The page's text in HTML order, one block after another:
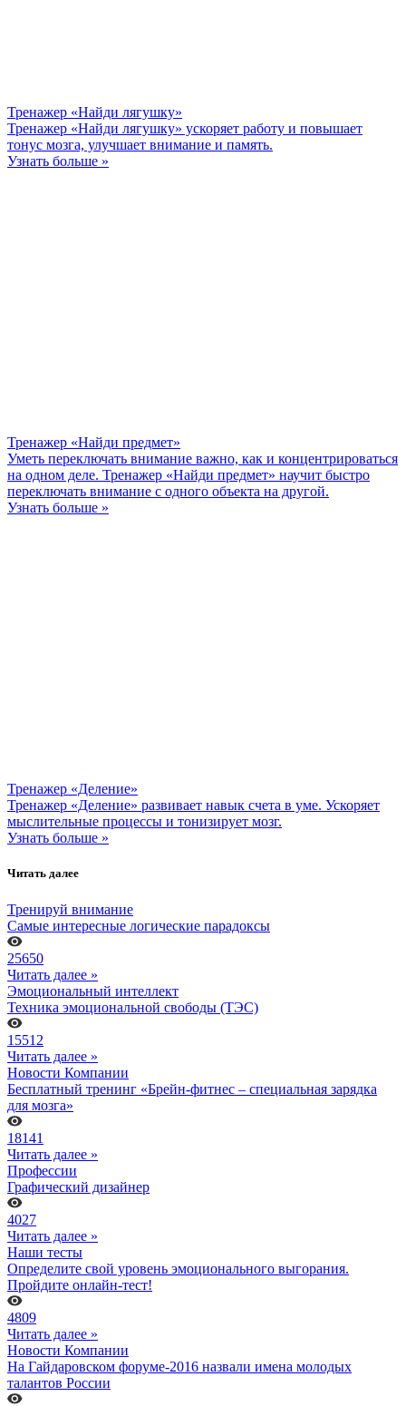
Тренажер «Найди лягушку»
Тренажер «Найди лягушку» ускоряет работу и повышает
тонус мозга, улучшает внимание и память.
Узнать больше »
Тренажер «Найди предмет»
Уметь переключать внимание важно, как и концентрироваться
на одном деле. Тренажер «Найди предмет» научит быстро
переключать внимание с одного объекта на другой.
Узнать больше »
Тренажер «Деление»
Тренажер «Деление» развивает навык счета в уме. Ускоряет
мыслительные процессы и тонизирует мозг.
Узнать больше »
Читать далее
Тренируй внимание
Самые интересные логические парадоксы
25650
Читать далее »
Эмоциональный интеллект
Техника эмоциональной свободы (ТЭС)
15512
Читать далее »
Новости Компании
Бесплатный тренинг «Брейн-фитнес – специальная зарядка
для мозга»
18141
Читать далее »
Профессии
Графический дизайнер
4027
Читать далее »
Наши тесты
Определите свой уровень эмоционального выгорания.
Пройдите онлайн-тест!
4809
Читать далее »
Новости Компании
На Гайдаровском форуме-2016 назвали имена молодых
талантов России